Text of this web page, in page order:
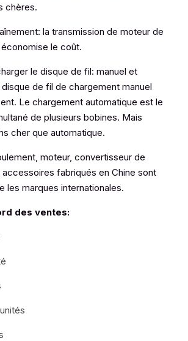
chères.
la transmission de moteur de
le coût.
le disque de fil: manuel et
de fil de chargement manuel
Le chargement automatique est le
de plusieurs bobines. Mais
cher que automatique.
moteur, convertisseur de
fabriqués en Chine sont
les marques internationales.
des ventes: